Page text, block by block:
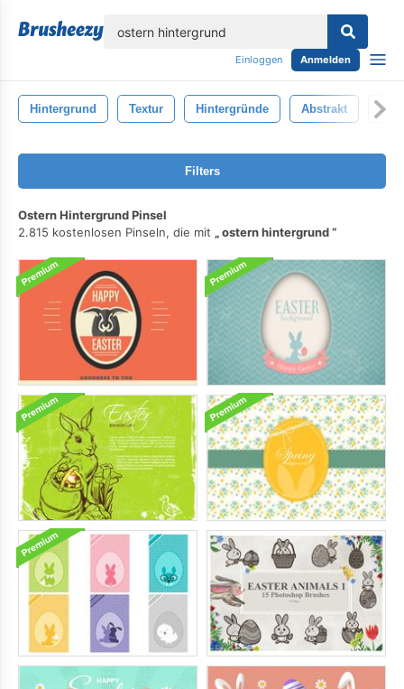
Einloggen Anmelden
Hintergrund Textur Hintergründe Abstrakt
Filters
Ostern Hintergrund Pinsel
2.815 kostenlosen Pinseln, die mit
ostern hintergrund